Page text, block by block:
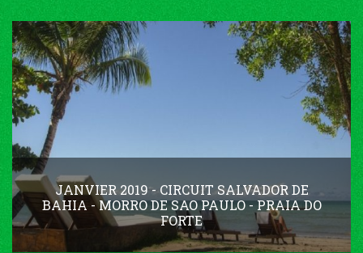
JANVIER 2019 - CIRCUIT SALVADOR DE
BAHIA - MORRO DE SAO PAULO - PRAIA DO
FORTE